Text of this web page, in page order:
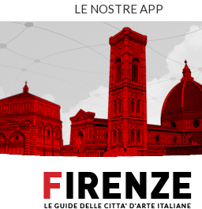
LE NOSTRE APP